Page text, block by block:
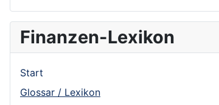
Finanzen-Lexikon
Start
Glossar / Lexikon